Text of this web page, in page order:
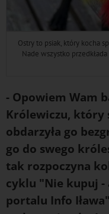
Ostry to psiak, który kocha
Nade wszystko
- Opowiem Wam
Królewiczu, który
obdarzyła go
go do swego
tak rozpoczyna
cyklu "Nie kupuj
portalu Info